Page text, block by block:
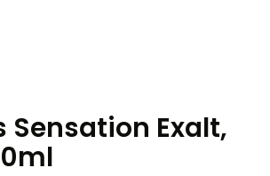
Sensation Exalt,